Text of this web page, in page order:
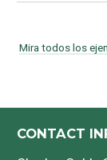
Mira todos los
CONTACT